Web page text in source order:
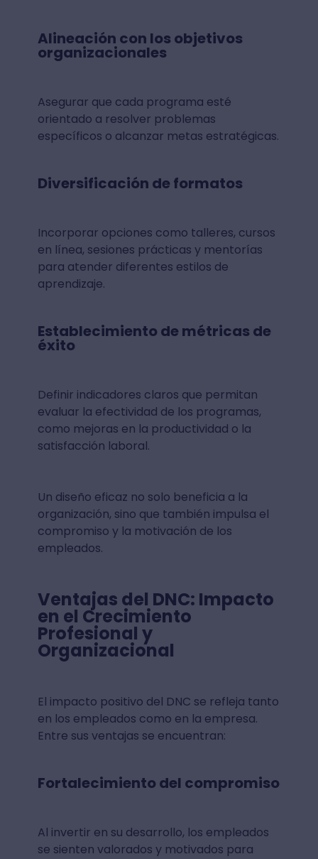
Alineación con los objetivos
organizacionales
Asegurar que cada programa esté
orientado a resolver problemas
específicos o alcanzar metas estratégicas.
Diversificación de formatos
Incorporar opciones como talleres, cursos
en línea, sesiones prácticas y mentorías
para atender diferentes estilos de
aprendizaje.
Establecimiento de métricas de
éxito
Definir indicadores claros que permitan
evaluar la efectividad de los programas,
como mejoras en la productividad o la
satisfacción laboral.
Un diseño eficaz no solo beneficia a la
organización, sino que también impulsa el
compromiso y la motivación de los
empleados.
Ventajas del DNC: Impacto
en el Crecimiento
Profesional y
Organizacional
El impacto positivo del DNC se refleja tanto
en los empleados como en la empresa.
Entre sus ventajas se encuentran:
Fortalecimiento del compromiso
Al invertir en su desarrollo, los empleados
se sienten valorados y motivados para